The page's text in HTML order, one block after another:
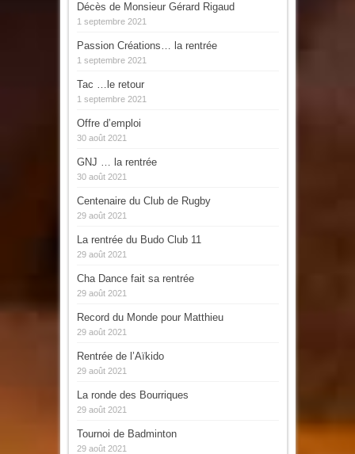
Décès de Monsieur Gérard Rigaud
1 septembre 2021
Passion Créations… la rentrée
1 septembre 2021
Tac …le retour
1 septembre 2021
Offre d’emploi
30 août 2021
GNJ … la rentrée
30 août 2021
Centenaire du Club de Rugby
29 août 2021
La rentrée du Budo Club 11
29 août 2021
Cha Dance fait sa rentrée
29 août 2021
Record du Monde pour Matthieu
29 août 2021
Rentrée de l’Aïkido
29 août 2021
La ronde des Bourriques
29 août 2021
Tournoi de Badminton
29 août 2021